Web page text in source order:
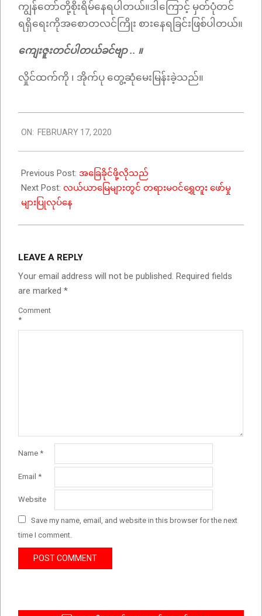
ကျွန်တော်တို့စိုးရိမ်နေရပါတယ်။ဒါကြောင့် မှတ်ပုံတင်
ရရှိရေးကိုအစောတလင်ကြိုး စားနေရခြင်းဖြစ်ပါတယ်။
ကျေးဇူးတင်ပါတယ်ခင်ဗျာ .. ။
လှိုင်ထက်ကို ၊ အိုက်ပု တွေ့ဆုံမေးမြန်းခဲ့သည်။
02-
17
ON: FEBRUARY 17, 2020
Previous Post: အခြေခိုင်ဖို့လိုသည်
Next Post: လယ်ယာမြေများတွင် တရားမဝင်ရွှေတူး ဖော်မှု
များပြုလုပ်နေ
LEAVE A REPLY
Your email address will not be published. Required fields
are marked *
Comment
*
Name *
Email *
Website
Save my name, email, and website in this browser for the next
time I comment.